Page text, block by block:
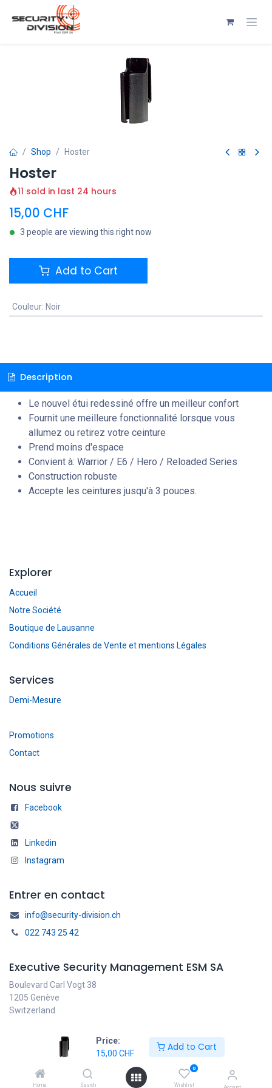
Se rendre au contenu
Price:
15,00 CHF
Add to Cart
Home Search
0
Wishlist
Shop Hoster
Hoster
11 sold in last 24 hours
15,00 CHF
3 people are viewing this right now
Add to Cart
Couleur: Noir
Description
Le nouvel étui redessiné offre un meilleur confort
Fournit une meilleure fonctionnalité lorsque vous
allumez ou retirez votre ceinture
Prend moins d'espace
Convient à: Warrior / E6 / Hero / Reloaded Series
Construction robuste
Accepte les ceintures jusqu'à 3 pouces.
Explorer
Accueil
Notre Société
Boutique de Lausanne
Conditions Générales de Vente et mentions Légales
Services
Demi-Mesure
Promotions
Contact
Nous suivre
Facebook
Linkedin
Instagram
Entrer en contact
info@security-division.ch
022 743 25 42
Executive Security Management ESM SA
Boulevard Carl Vogt 38
1205 Genève
Switzerland
Français
Généré par - Le #1Open Source eCommerce